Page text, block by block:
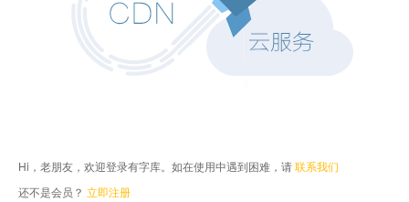
Hi，老朋友，欢迎登录有字库。如在使用中遇到困难，请联系我们
还不是会员？ 立即注册